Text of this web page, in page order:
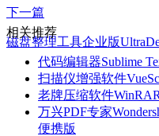
下一篇
磁盘整理工具企业版
相关推荐
代码编辑器Sublime
扫描仪增强软件
老牌压缩软件
万兴PDF专家
便携版